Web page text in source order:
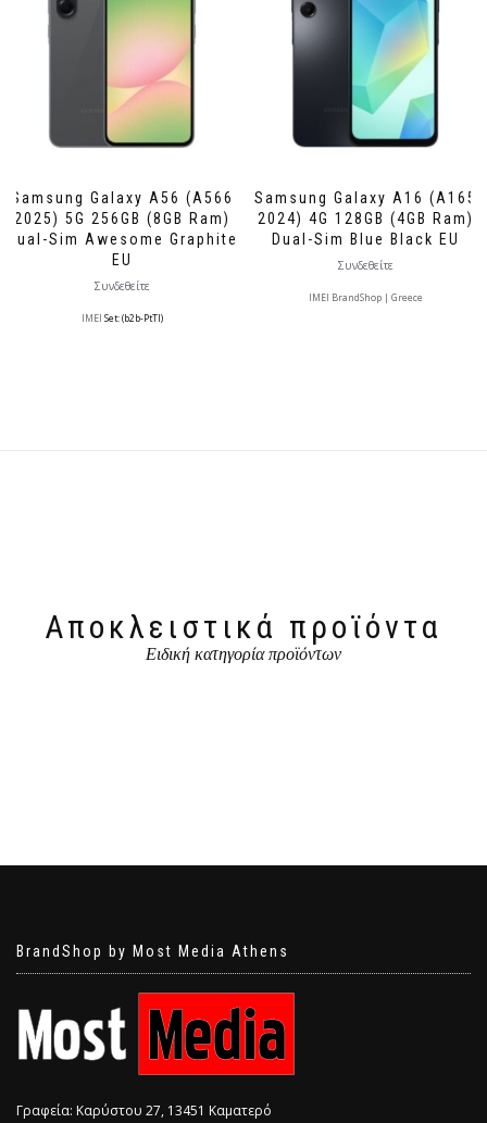
Samsung Galaxy A56 (A566
2025) 5G 256GB (8GB Ram)
Dual-Sim Awesome Graphite
EU
Συνδεθείτε
IMEI Set: (b2b-PtTl)
Samsung Galaxy A16 (A165
2024) 4G 128GB (4GB Ram)
Dual-Sim Blue Black EU
Συνδεθείτε
IMEI BrandShop | Greece
Αποκλειστικά προϊόντα
Ειδική κατηγορία προϊόντων
BrandShop by Most Media Athens
Γραφεία: Καρύστου 27, 13451 Καματερό